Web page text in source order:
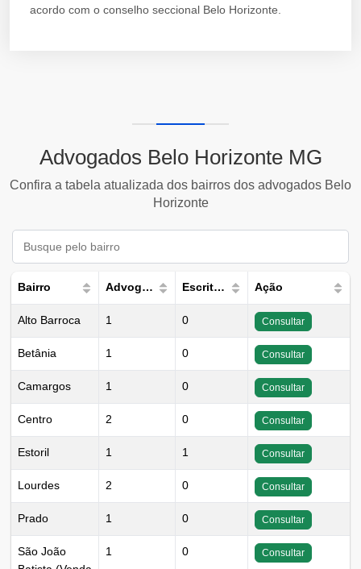
acordo com o conselho seccional Belo Horizonte.
Advogados Belo Horizonte MG
Confira a tabela atualizada dos bairros dos advogados Belo
Horizonte
Bairro Advogados Escritórios Ação
Alto Barroca 1 0 Consultar
Betânia 1 0 Consultar
Camargos 1 0 Consultar
Centro 2 0 Consultar
Estoril 1 1 Consultar
Lourdes 2 0 Consultar
Prado 1 0 Consultar
São João
1 0 Consultar